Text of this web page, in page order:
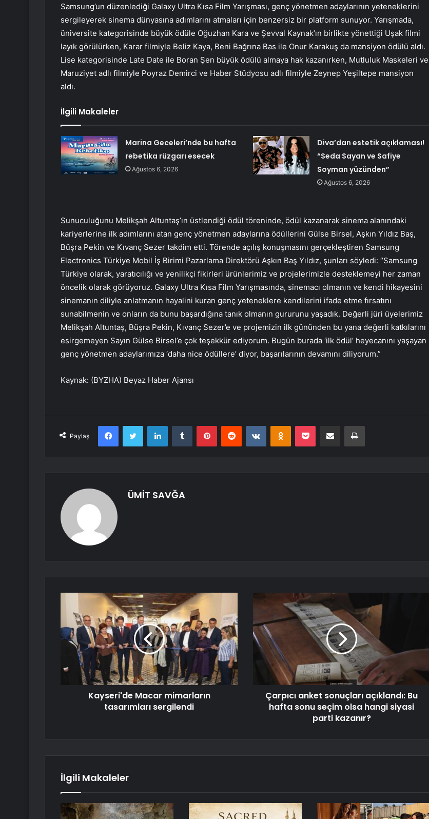
Samsung’un düzenlediği Galaxy Ultra Kısa Film Yarışması, genç yönetmen adaylarının yeteneklerini
sergileyerek sinema dünyasına adımlarını atmaları için benzersiz bir platform sunuyor. Yarışmada,
üniversite kategorisinde büyük ödüle Oğuzhan Kara ve Şevval Kaynak’ın birlikte yönettiği Uşak filmi
layık görülürken, Karar filmiyle Beliz Kaya, Beni Bağrına Bas ile Onur Karakuş da mansiyon ödülü aldı.
Lise kategorisinde Late Date ile Boran Şen büyük ödülü almaya hak kazanırken, Mutluluk Maskeleri ve
Maruziyet adlı filmiyle Poyraz Demirci ve Haber Stüdyosu adlı filmiyle Zeynep Yeşiltepe mansiyon
aldı.
İlgili Makaleler
Marina Geceleri’nde bu hafta
rebetika rüzgarı esecek
Ağustos 6, 2026
Diva’dan estetik açıklaması!
“Seda Sayan ve Safiye
Soyman yüzünden”
Ağustos 6, 2026
Sunuculuğunu Melikşah Altuntaş’ın üstlendiği ödül töreninde, ödül kazanarak sinema alanındaki
kariyerlerine ilk adımlarını atan genç yönetmen adaylarına ödüllerini Gülse Birsel, Aşkın Yıldız Baş,
Büşra Pekin ve Kıvanç Sezer takdim etti. Törende açılış konuşmasını gerçekleştiren Samsung
Electronics Türkiye Mobil İş Birimi Pazarlama Direktörü Aşkın Baş Yıldız, şunları söyledi: “Samsung
Türkiye olarak, yaratıcılığı ve yenilikçi fikirleri ürünlerimiz ve projelerimizle desteklemeyi her zaman
öncelik olarak görüyoruz. Galaxy Ultra Kısa Film Yarışmasında, sinemacı olmanın ve kendi hikayesini
sinemanın diliyle anlatmanın hayalini kuran genç yeteneklere kendilerini ifade etme fırsatını
sunabilmenin ve onların da bunu başardığına tanık olmanın gururunu yaşadık. Değerli jüri üyelerimiz
Melikşah Altuntaş, Büşra Pekin, Kıvanç Sezer’e ve projemizin ilk gününden bu yana değerli katkılarını
esirgemeyen Sayın Gülse Birsel’e çok teşekkür ediyorum. Bugün burada ‘ilk ödül’ heyecanını yaşayan
genç yönetmen adaylarımıza ‘daha nice ödüllere’ diyor, başarılarının devamını diliyorum.”
Kaynak: (BYZHA) Beyaz Haber Ajansı
Paylaş
FacebookTwitter LinkedInTumblr PinterestReddit VKontakteOdnoklassniki
Pocket E-Posta ile paylaş Yazdır
ÜMİT SAVĞA
Kayseri'de Macar mimarların
tasarımları sergilendi
Çarpıcı anket sonuçları açıklandı: Bu
hafta sonu seçim olsa hangi siyasi
parti kazanır?
İlgili Makaleler